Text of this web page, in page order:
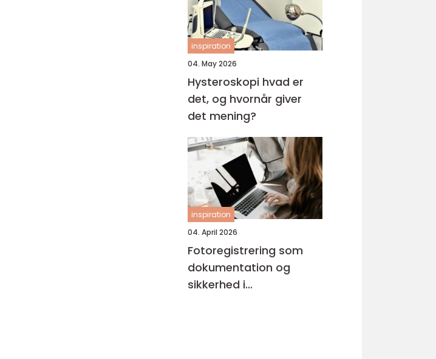
inspiration
04. May 2026
Hysteroskopi hvad er
det, og hvornår giver
det mening?
inspiration
04. April 2026
Fotoregistrering som
dokumentation og
sikkerhed i